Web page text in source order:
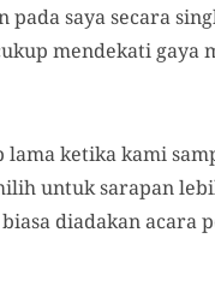
pada saya secara
mendekati gaya
ketika kami
untuk sarapan
diadakan acara